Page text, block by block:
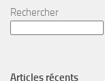
Rechercher
Articles récents